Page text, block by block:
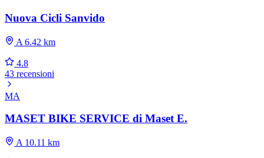
Nuova Cicli Sanvido
A 6.42 km
4.8
43 recensioni
MA
MASET BIKE SERVICE di Maset E.
A 10.11 km